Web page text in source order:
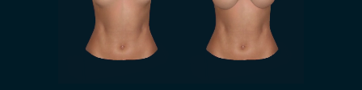
บ้านของหมอผ่าตัด
แพลตฟอร์มธุรกิจ 3D